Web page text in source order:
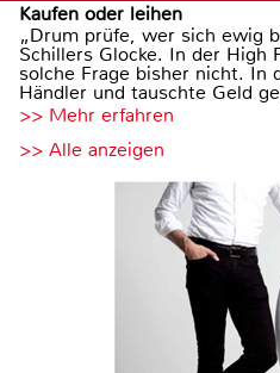
Kaufen oder leihen
„Drum prüfe, wer sich ewig
Schillers Glocke. In der High
solche Frage bisher nicht. In
Händler und tauschte Geld
>> Mehr erfahren
>> Alle anzeigen